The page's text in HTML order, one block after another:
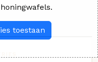
toestaan